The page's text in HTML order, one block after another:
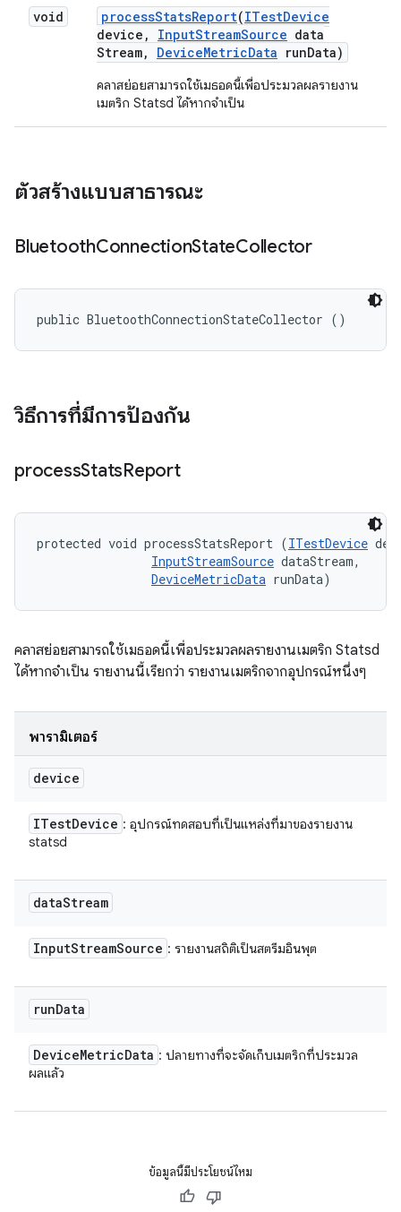
void processStatsReport(ITestDevice
device , InputStreamSource data
Stream, DeviceMetricData runData)
คลาสย่อยสามารถใช้เมธอดนี้เพื่อประมวลผลรายงาน
เมตริก Statsd ได้หากจําเป็น
ตัวสร้างแบบสาธารณะ
BluetoothConnectionStateCollector
public BluetoothConnectionStateCollector ()
วิธีการที่มีการป้องกัน
processStatsReport
protected void processStatsReport (ITestDevice
InputStreamSource dataStream,
DeviceMetricData runData)
คลาสย่อยสามารถใช้เมธอดนี้เพื่อประมวลผลรายงานเมตริก Statsd
ได้หากจําเป็น รายงานนี้เรียกว่า รายงานเมตริกจากอุปกรณ์หนึ่งๆ
พารามิเตอร์
device
ITestDevice : อุปกรณ์ทดสอบที่เป็นแหล่งที่มาของรายงาน
statsd
dataStream
InputStreamSource : รายงานสถิติเป็นสตรีมอินพุต
runData
DeviceMetricData : ปลายทางที่จะจัดเก็บเมตริกที่ประมวล
ผลแล้ว
ข้อมูลนี้มีประโยชน์ไหม